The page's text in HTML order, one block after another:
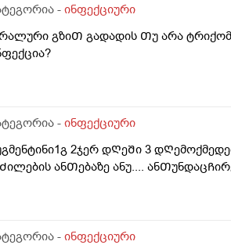
- ინფექციური
გზიᲗ გადადის Თუ არა
- ინფექციური
2ჯერ დᲦეᲨი 3
ანᲗებაზე ანუ....
- ინფექციური